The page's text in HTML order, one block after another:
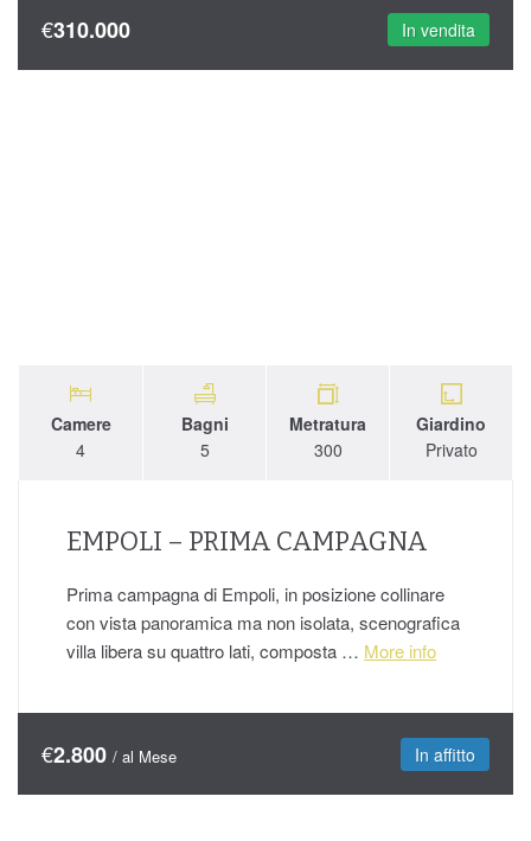
€310.000 In vendita
Camere
4
Bagni
5
Metratura
300
Giardino
Privato
EMPOLI – PRIMA CAMPAGNA
Prima campagna di Empoli, in posizione collinare
con vista panoramica ma non isolata, scenografica
villa libera su quattro lati, composta … More info
€2.800 / al Mese In affitto